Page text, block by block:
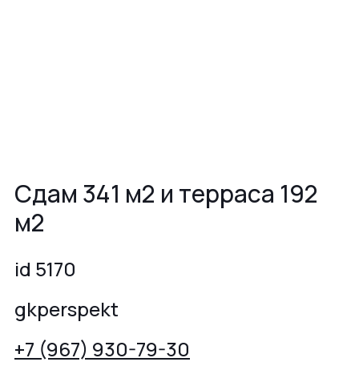
Сдам 341 м2 и терраса 192
м2
id 5170
gkperspekt
+7 (967) 930-79-30